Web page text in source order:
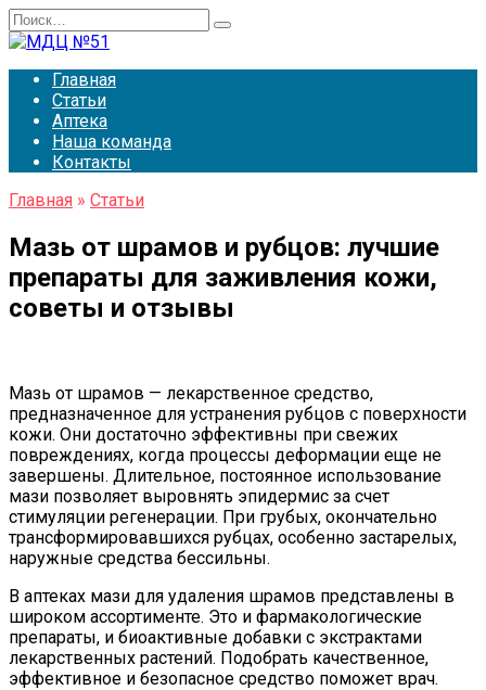
Перейти
к
Search
for:
Главная
Статьи
Аптека
Наша команда
Контакты
Главная » Статьи
Мазь от шрамов и рубцов: лучшие
препараты для заживления кожи,
советы и отзывы
Мазь от шрамов — лекарственное средство,
предназначенное для устранения рубцов с поверхности
кожи. Они достаточно эффективны при свежих
повреждениях, когда процессы деформации еще не
завершены. Длительное, постоянное использование
мази позволяет выровнять эпидермис за счет
стимуляции регенерации. При грубых, окончательно
трансформировавшихся рубцах, особенно застарелых,
наружные средства бессильны.
В аптеках мази для удаления шрамов представлены в
широком ассортименте. Это и фармакологические
препараты, и биоактивные добавки с экстрактами
лекарственных растений. Подобрать качественное,
эффективное и безопасное средство поможет врач.